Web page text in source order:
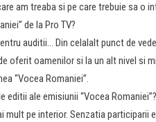
am treaba si pe care trebuie sa o
de la Pro TV?
auditii… Din celalalt punct de
oferit oamenilor si la un alt nivel si
“Vocea Romaniei”.
editii ale emisiunii “Vocea Romaniei”?
pe interior. Senzatia participarii